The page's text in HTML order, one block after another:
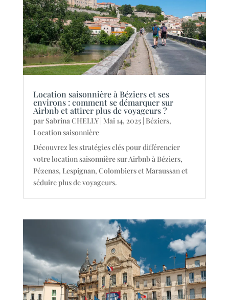
Location saisonnière à Béziers et ses
environs : comment se démarquer sur
Airbnb et attirer plus de voyageurs ?
par Sabrina CHELLY| Mai 14, 2025| Béziers,
Location saisonnière
Découvrez les stratégies clés pour différencier
votre location saisonnière sur Airbnb à Béziers,
Pézenas, Lespignan, Colombiers et Maraussan et
séduire plus de voyageurs.